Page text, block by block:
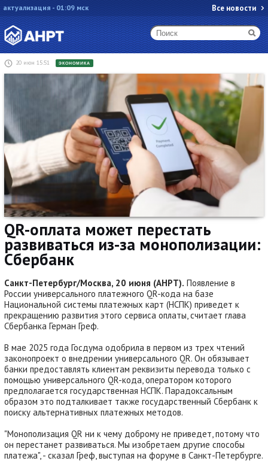
актуализация - 01:09 мск Все новости
20 июн 15:51 ЭКОНОМИКА
QR-оплата может перестать
развиваться из-за монополизации:
Сбербанк
Санкт-Петербург/Москва, 20 июня (АНРТ). Появление в
России универсального платежного QR-кода на базе
Национальной системы платежных карт (НСПК) приведет к
прекращению развития этого сервиса оплаты, считает глава
Сбербанка Герман Греф.
В мае 2025 года Госдума одобрила в первом из трех чтений
законопроект о внедрении универсального QR. Он обязывает
банки предоставлять клиентам реквизиты перевода только с
помощью универсального QR-кода, оператором которого
предполагается государственная НСПК. Парадоксальным
образом это подталкивает также государственный Сбербанк к
поиску альтернативных платежных методов.
"Монополизация QR ни к чему доброму не приведет, потому что
он перестанет развиваться. Мы изобретаем другие способы
платежа", - сказал Греф, выступая на форуме в Санкт-Петербурге.